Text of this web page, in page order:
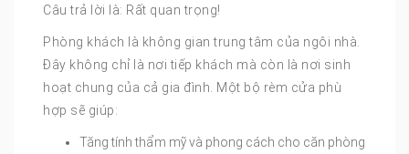
Câu trả lời là: Rất quan trọng!
Phòng khách là không gian trung tâm của ngôi nhà.
Đây không chỉ là nơi tiếp khách mà còn là nơi sinh
hoạt chung của cả gia đình. Một bộ rèm cửa phù
hợp sẽ giúp:
Tăng tính thẩm mỹ và phong cách cho căn phòng